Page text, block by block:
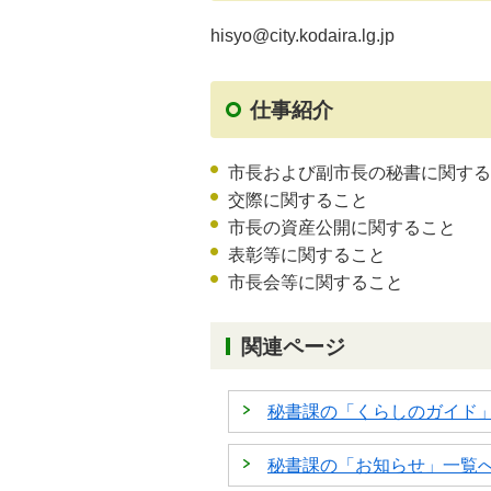
hisyo@city.kodaira.lg.jp
仕事紹介
市長および副市長の秘書に関す
交際に関すること
市長の資産公開に関すること
表彰等に関すること
市長会等に関すること
関連ページ
秘書課の「くらしのガイド
秘書課の「お知らせ」一覧